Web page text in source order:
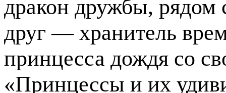
дракон дружбы, рядом
друг — хранитель
принцесса дождя со
«Принцессы и их